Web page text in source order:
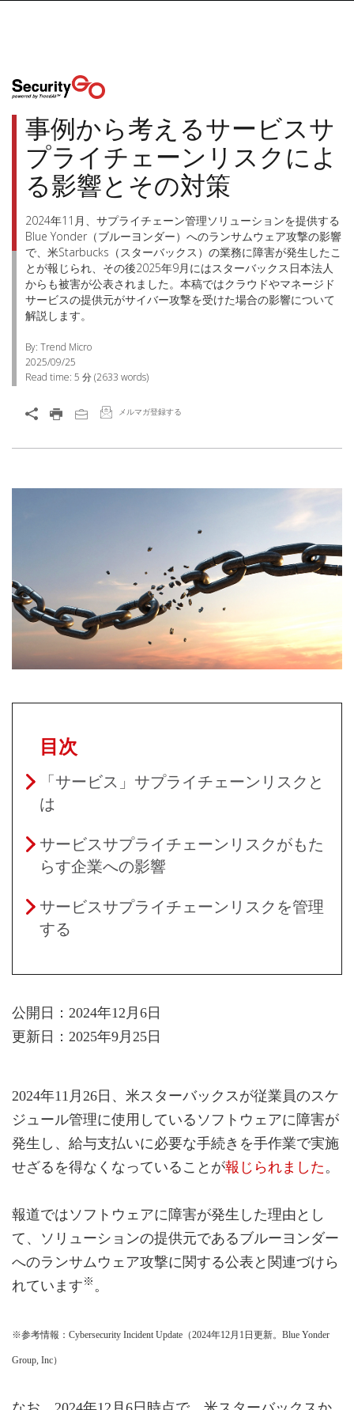
事例から考えるサービスサ
プライチェーンリスクによ
る影響とその対策
2024年11月、サプライチェーン管理ソリューションを提供する
Blue Yonder（ブルーヨンダー）へのランサムウェア攻撃の影響
で、米Starbucks（スターバックス）の業務に障害が発生したこ
とが報じられ、その後2025年9月にはスターバックス日本法人
からも被害が公表されました。本稿ではクラウドやマネージド
サービスの提供元がサイバー攻撃を受けた場合の影響について
解説します。
By: Trend Micro
2025/09/25
Read time: 5 分(2633 words)
メルマガ登録する
目次
「サービス」サプライチェーンリスクと
は
サービスサプライチェーンリスクがもた
らす企業への影響
サービスサプライチェーンリスクを管理
する
公開日：2024年12月6日
更新日：2025年9月25日
2024年11月26日、米スターバックスが従業員のスケ
ジュール管理に使用しているソフトウェアに障害が
発生し、給与支払いに必要な手続きを手作業で実施
せざるを得なくなっていることが報じられました。
報道ではソフトウェアに障害が発生した理由とし
て、ソリューションの提供元であるブルーヨンダー
へのランサムウェア攻撃に関する公表と関連づけら
れています ※ 。
※参考情報：Cybersecurity Incident Update（2024年12月1日更新。Blue Yonder
Group, Inc）